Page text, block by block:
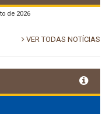
de 2026
VER TODAS NOTÍCIAS